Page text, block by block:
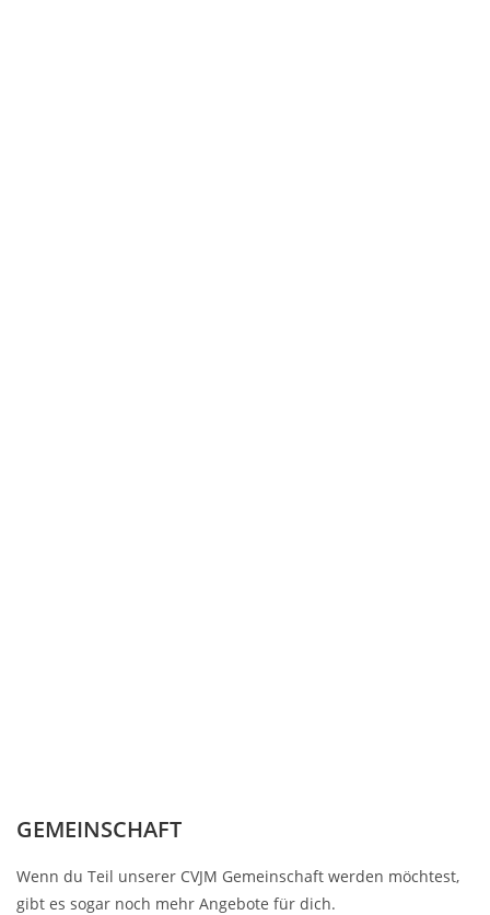
GEMEINSCHAFT
Wenn du Teil unserer CVJM Gemeinschaft werden möchtest,
gibt es sogar noch mehr Angebote für dich.